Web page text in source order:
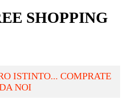
SHOPPING
ISTINTO... COMPRATE
NOI